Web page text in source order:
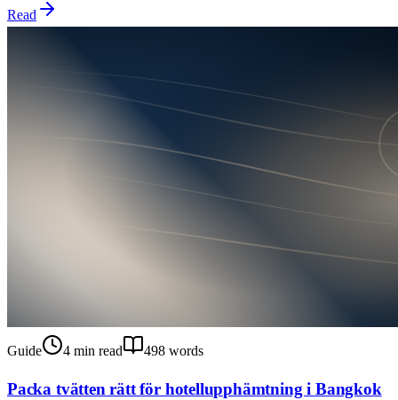
Read
Guide 4 min read 498 words
Packa tvätten rätt för hotellupphämtning i Bangkok